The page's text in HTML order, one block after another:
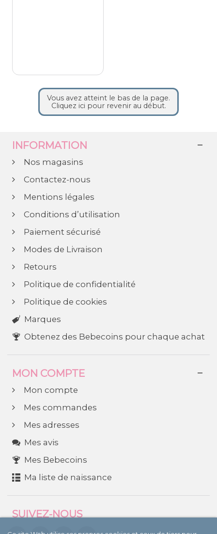
Vous avez atteint le bas de la page.
Cliquez ici pour revenir au début.
INFORMATION
Nos magasins
Contactez-nous
Mentions légales
Conditions d’utilisation
Paiement sécurisé
Modes de Livraison
Retours
Politique de confidentialité
Politique de cookies
Marques
Obtenez des Bebecoins pour chaque achat
MON COMPTE
Mon compte
Mes commandes
Mes adresses
Mes avis
Mes Bebecoins
Ma liste de naissance
SUIVEZ-NOUS